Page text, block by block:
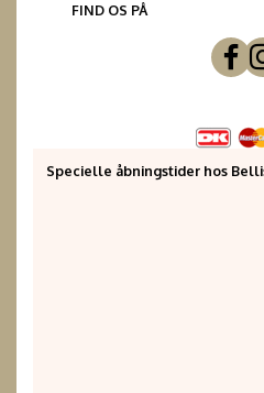
FIND OS PÅ
Specielle åbningstider hos